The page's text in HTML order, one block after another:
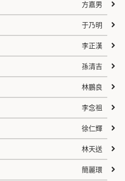
方嘉男
于乃明
李正漢
孫清吉
林鵬良
李念祖
徐仁輝
林天送
簡麗環